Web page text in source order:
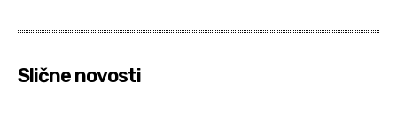
Slične novosti